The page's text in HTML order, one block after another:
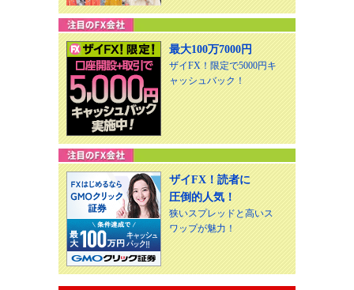
最大100万7000円
ザイFX！限定で5000円キ
ャッシュバック！
ザイFX！読者に
圧倒的人気！
狭いスプレッドと高いス
ワップが魅力！